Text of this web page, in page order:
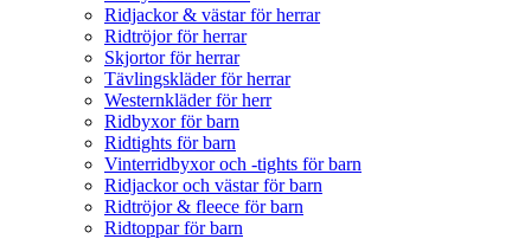
Ridjackor & västar för herrar
Ridtröjor för herrar
Skjortor för herrar
Tävlingskläder för herrar
Westernkläder för herr
Ridbyxor för barn
Ridtights för barn
Vinterridbyxor och -tights för barn
Ridjackor och västar för barn
Ridtröjor & fleece för barn
Ridtoppar för barn